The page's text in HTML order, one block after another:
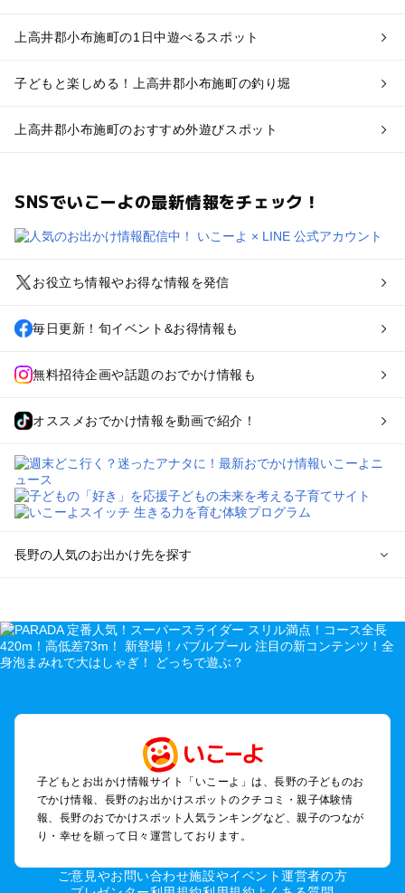
上高井郡小布施町の1日中遊べるスポット
子どもと楽しめる！上高井郡小布施町の釣り堀
上高井郡小布施町のおすすめ外遊びスポット
SNSでいこーよの最新情報をチェック！
お役立ち情報やお得な情報を発信
毎日更新！旬イベント&お得情報も
無料招待企画や話題のおでかけ情報も
オススメおでかけ情報を動画で紹介！
長野の人気のお出かけ先を探す
を探す
軽井沢・万座・嬬恋・北軽井沢のプールお出かけ
松本・上高地・諏訪・乗鞍・美ヶ原のプールお出かけ
伊那・駒ヶ根・飯田・昼神（伊那路）のプールお出かけ
蓼科・白樺湖・車山・女神湖・姫木平のプールお出かけ
安曇野・大町のプールお出かけ
白馬・小谷のプールお出かけ
八ヶ岳・野辺山・富士見・原村・小海線沿線のプールお出かけ
木曽路・木曽周辺のプールお出かけ
飯山・斑尾・信濃町・黒姫のプールお出かけ
千曲・戸倉上山田のプールお出かけ
子どもとお出かけ情報サイト「いこーよ」は、長野の子どものお
でかけ情報、長野のお出かけスポットのクチコミ・親子体験情
報、長野のおでかけスポット人気ランキングなど、親子のつなが
り・幸せを願って日々運営しております。
ご意見やお問い合わせ施設やイベント運営者の方